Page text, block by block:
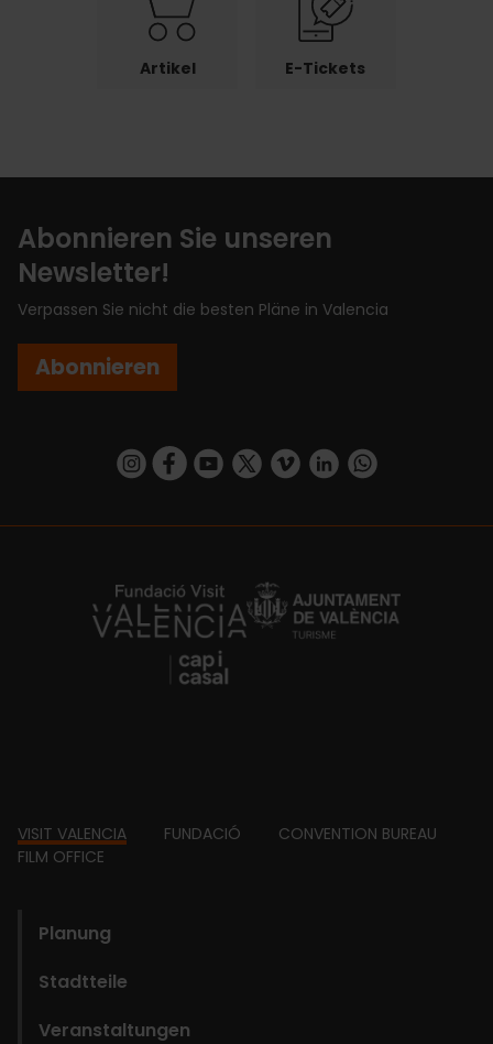
Artikel E-Tickets
Abonnieren Sie unseren
Newsletter!
Verpassen Sie nicht die besten Pläne in Valencia
Abonnieren
https://www.instagram.com/visit_valencia/
https://www.facebook.com/
https://www.youtube.com/user/
https://twitter.com/_VivaValencia
https://vimeo.com/
https://www.linkedin.com/company/turismo-valencia/https://api.whatsapp.com/send/
https://fundacion.visitvalencia.com/
Footer
VISIT VALENCIA FUNDACIÓ
CONVENTION BUREAU
FILM OFFICE
Planung
Stadtteile
Veranstaltungen